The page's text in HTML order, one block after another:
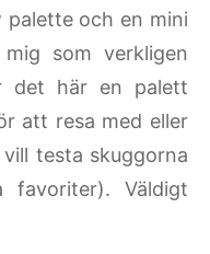
palette och en mini
som verkligen
det här en palett
att resa med eller
testa skuggorna
favoriter). Väldigt